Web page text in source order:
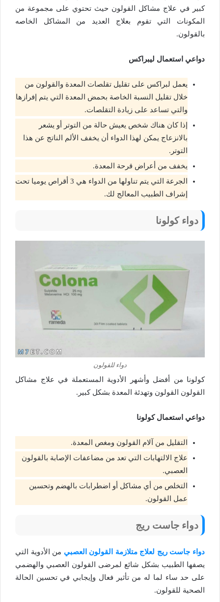
كبير في علاج مشاكل القولون حيث تحتوي على مجموعة من
المكونات التي تقوم بعلاج العديد من المشاكل الخاصه
بالقولون.
دواعي استعمال ليبراكس
يعمل لبراكس على تقليل تقلصات المعدة والقولون من
خلال تقليل النسبة الخاصة بحمض المعدة التي يتم إفرازها
والتي تساعد على زيادة التقلصات.
إذا كان هناك شخص يعيش حالة من التوتر أو يشعر
بالانزعاج يمكن لهذا الدواء أن يخفف الألم الناتج عن هذا
التوتر.
يخفف من أعراض قرحة المعدة.
الجرعة التي يتم تناولها من الدواء هي 3 أقراص يوميا تحت
إشراف الطبيب المعالج لك.
دواء كولونا
دواء للقولون
كولونا من أفضل وأشهر الأدوية المستعملة في علاج مشاكل
القولون القولون وتهدئة المعدة بشكل كبير.
دواعي استعمال كولونا
التقليل من آلام القولون ومغص المعدة.
علاج الالتهابات التي تعد من مضاعفات الإصابة بالقولون
العصبي.
التخلص من أي مشاكل أو اضطرابات بالهضم وتحسين
عمل القولون.
دواء جاست ريج
دواء جاست ريج لعلاج متلازمة القولون العصبي من الأدوية التي
يصفها الطبيب بشكل شائع لمرضى القولون العصبي والهضمي
على حد ساء لما له من تأثير فعال وإيجابي في تحسين الحالة
الصحية للقولون.